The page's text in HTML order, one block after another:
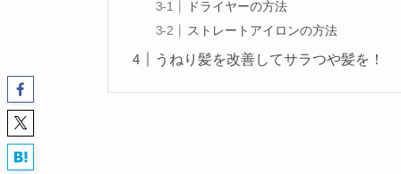
ドライヤーの方法
ストレートアイロンの方法
うねり髪を改善してサラつや髪を！